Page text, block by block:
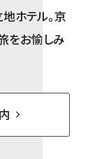
ホテル。京
をお愉しみ